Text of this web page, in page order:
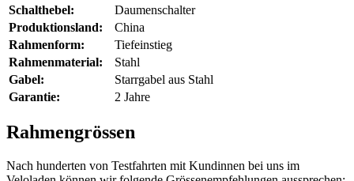
Schalthebel:
Daumenschalter
Produktionsland:
China
Rahmenform:
Tiefeinstieg
Rahmenmaterial:
Stahl
Gabel:
Starrgabel aus Stahl
Garantie:
2 Jahre
Rahmengrössen
Nach hunderten von Testfahrten mit Kundinnen bei uns im